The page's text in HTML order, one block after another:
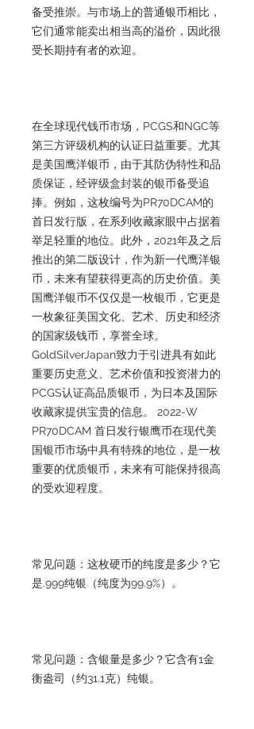
备受推崇。与市场上的普通银币相比，
它们通常能卖出相当高的溢价，因此很
受长期持有者的欢迎。
在全球现代钱币市场，PCGS和NGC等
第三方评级机构的认证日益重要。尤其
是美国鹰洋银币，由于其防伪特性和品
质保证，经评级盒封装的银币备受追
捧。例如，这枚编号为PR70DCAM的
首日发行版，在系列收藏家眼中占据着
举足轻重的地位。此外，2021年及之后
推出的第二版设计，作为新一代鹰洋银
币，未来有望获得更高的历史价值。美
国鹰洋银币不仅仅是一枚银币，它更是
一枚象征美国文化、艺术、历史和经济
的国家级钱币，享誉全球。
GoldSilverJapan致力于引进具有如此
重要历史意义、艺术价值和投资潜力的
PCGS认证高品质银币，为日本及国际
收藏家提供宝贵的信息。 2022-W
PR70DCAM 首日发行银鹰币在现代美
国银币市场中具有特殊的地位，是一枚
重要的优质银币，未来有可能保持很高
的受欢迎程度。
常见问题：这枚硬币的纯度是多少？它
是.999纯银（纯度为99.9%）。
常见问题：含银量是多少？它含有1金
衡盎司（约31.1克）纯银。